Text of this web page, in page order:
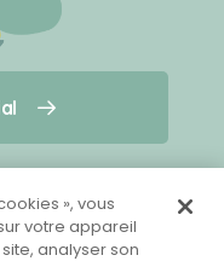
?
», vous
votre appareil
analyser son